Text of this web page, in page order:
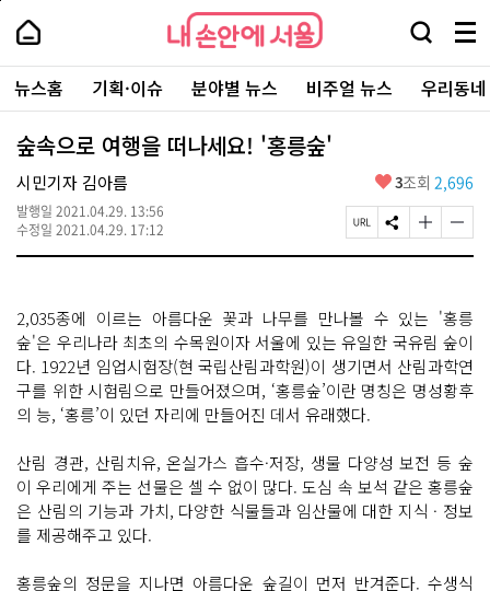
본
로
가
내
손
안
에
서
울
-
서
울
시
대
표
소
털
내
손
에
울
검
창
열
기
메
뉴
전
체
보
주
요
서
뉴스홈 기획·이슈 분야별 뉴스 비주얼 뉴스 우리동
숲속으로 여행을 떠나세요! '홍릉숲'
시민기자 김아름
발행일 2021.04.29. 13:56
수정일 2021.04.29. 17:12
좋
요
3조회 2,696
페
이
L
복
사
S
N
하
기
글
자
크
게
변
경
하
기
글
자
게
변
경
하
기
2,035종에 이르는 아름다운 꽃과 나무를 만나볼 수 있는 '홍릉
숲'은 우리나라 최초의 수목원이자 서울에 있는 유일한 국유림 숲이
다. 1922년 임업시험장(현 국립산림과학원)이 생기면서 산림과학연
구를 위한 시험림으로 만들어졌으며, ‘홍릉숲’이란 명칭은 명성황후
의 능, ‘홍릉’이 있던 자리에 만들어진 데서 유래했다.
산림 경관, 산림치유, 온실가스 흡수·저장, 생물 다양성 보전 등 숲
이 우리에게 주는 선물은 셀 수 없이 많다. 도심 속 보석 같은 홍릉숲
은 산림의 기능과 가치, 다양한 식물들과 임산물에 대한 지식 · 정보
를 제공해주고 있다.
홍릉숲의 정문을 지나면 아름다운 숲길이 먼저 반겨준다. 수생식
페
상
단
로